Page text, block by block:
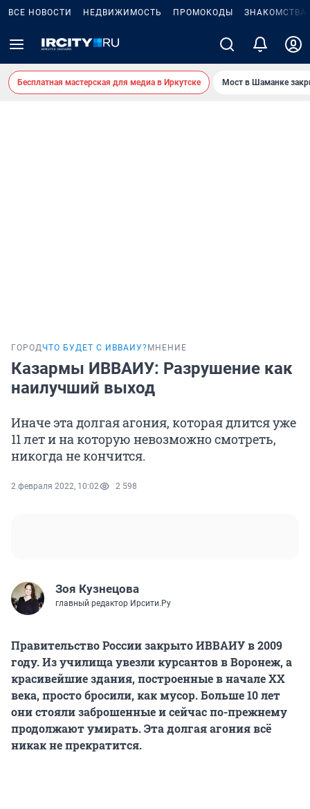
ВСЕ НОВОСТИ НЕДВИЖИМОСТЬ ПРОМОКОДЫ ЗНАКОМСТВА
Бесплатная мастерская для медиа в Иркутске Мост в Шаманке
ГОРОДЧТО БУДЕТ С ИВВАИУ? МНЕНИЕ
Казармы ИВВАИУ: Разрушение как
наилучший выход
Иначе эта долгая агония, которая длится уже
11 лет и на которую невозможно смотреть,
никогда не кончится.
2 февраля 2022, 10:02 2 598
Зоя Кузнецова
главный редактор Ирсити.Ру
Правительство России закрыто ИВВАИУ в 2009
году. Из училища увезли курсантов в Воронеж, а
красивейшие здания, построенные в начале XX
века, просто бросили, как мусор. Больше 10 лет
они стояли заброшенные и сейчас по-прежнему
продолжают умирать. Эта долгая агония всё
никак не прекратится.